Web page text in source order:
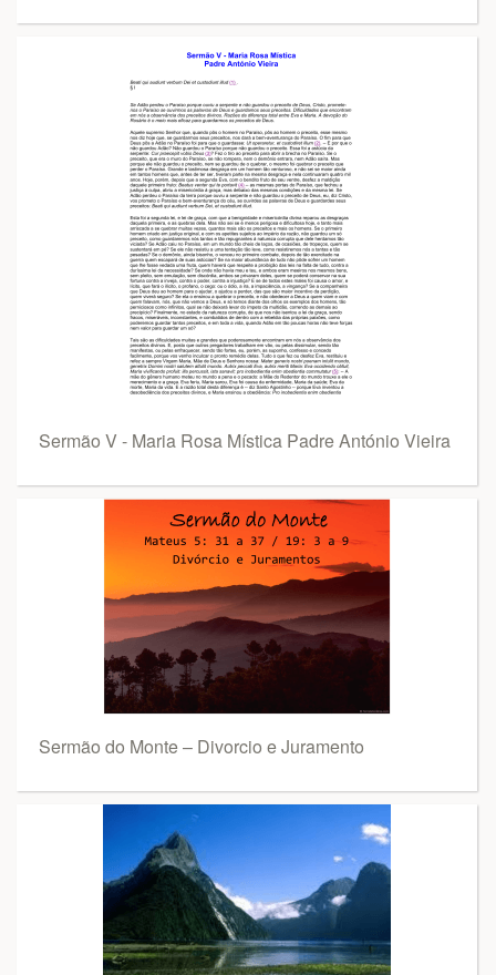
Sermão V - Maria Rosa Mística Padre António Vieira
Sermão do Monte – Divorcio e Juramento